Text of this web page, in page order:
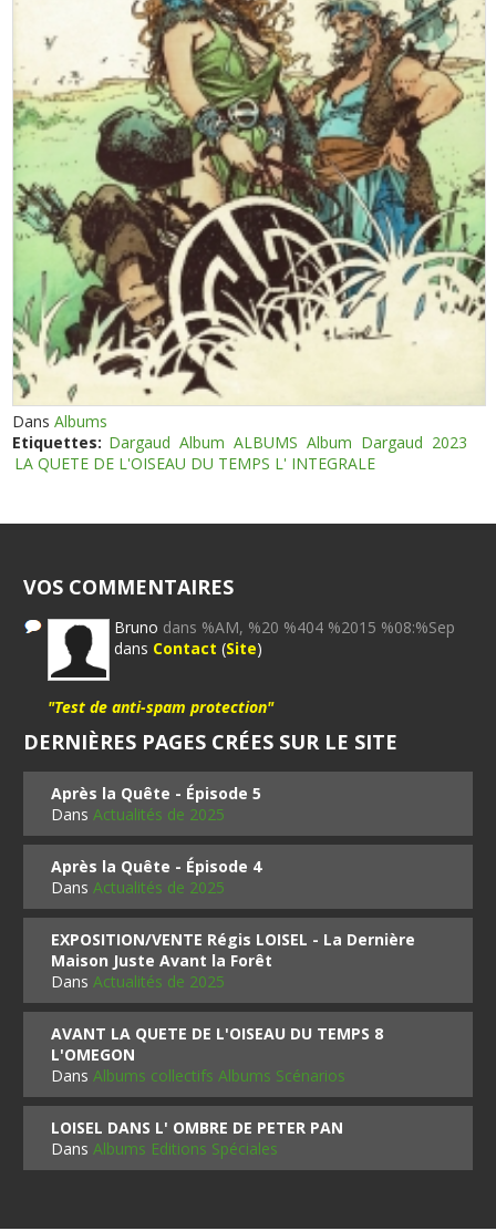
DansAlbums
Etiquettes: Dargaud Album ALBUMS Album Dargaud 2023
LA QUETE DE L'OISEAU DU TEMPS L' INTEGRALE
VOS COMMENTAIRES
Bruno dans %AM, %20 %404 %2015 %08:%Sep
dans Contact (Site)
"Test de anti-spam protection"
DERNIÈRES PAGES CRÉES SUR LE SITE
Après la Quête - Épisode 5
DansActualités de 2025
Après la Quête - Épisode 4
DansActualités de 2025
EXPOSITION/VENTE Régis LOISEL - La Dernière
Maison Juste Avant la Forêt
DansActualités de 2025
AVANT LA QUETE DE L'OISEAU DU TEMPS 8
L'OMEGON
DansAlbums collectifs Albums Scénarios
LOISEL DANS L' OMBRE DE PETER PAN
DansAlbums Editions Spéciales